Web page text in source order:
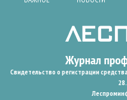
Свидетельство о регистрации